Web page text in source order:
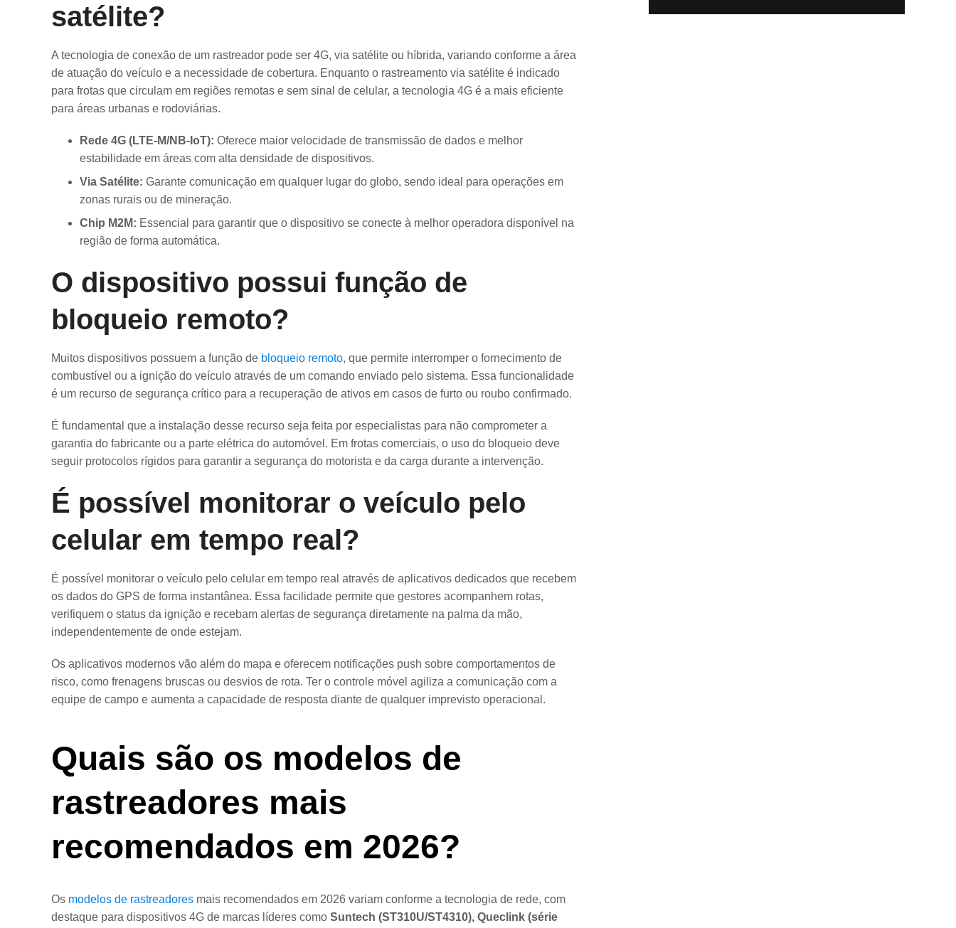
satélite?
A tecnologia de conexão de um rastreador pode ser 4G, via satélite ou híbrida, variando conforme a área
de atuação do veículo e a necessidade de cobertura. Enquanto o rastreamento via satélite é indicado
para frotas que circulam em regiões remotas e sem sinal de celular, a tecnologia 4G é a mais eficiente
para áreas urbanas e rodoviárias.
Rede 4G (LTE-M/NB-IoT): Oferece maior velocidade de transmissão de dados e melhor
estabilidade em áreas com alta densidade de dispositivos.
Via Satélite: Garante comunicação em qualquer lugar do globo, sendo ideal para operações em
zonas rurais ou de mineração.
Chip M2M: Essencial para garantir que o dispositivo se conecte à melhor operadora disponível na
região de forma automática.
O dispositivo possui função de
bloqueio remoto?
Muitos dispositivos possuem a função de bloqueio remoto, que permite interromper o fornecimento de
combustível ou a ignição do veículo através de um comando enviado pelo sistema. Essa funcionalidade
é um recurso de segurança crítico para a recuperação de ativos em casos de furto ou roubo confirmado.
É fundamental que a instalação desse recurso seja feita por especialistas para não comprometer a
garantia do fabricante ou a parte elétrica do automóvel. Em frotas comerciais, o uso do bloqueio deve
seguir protocolos rígidos para garantir a segurança do motorista e da carga durante a intervenção.
É possível monitorar o veículo pelo
celular em tempo real?
É possível monitorar o veículo pelo celular em tempo real através de aplicativos dedicados que recebem
os dados do GPS de forma instantânea. Essa facilidade permite que gestores acompanhem rotas,
verifiquem o status da ignição e recebam alertas de segurança diretamente na palma da mão,
independentemente de onde estejam.
Os aplicativos modernos vão além do mapa e oferecem notificações push sobre comportamentos de
risco, como frenagens bruscas ou desvios de rota. Ter o controle móvel agiliza a comunicação com a
equipe de campo e aumenta a capacidade de resposta diante de qualquer imprevisto operacional.
Quais são os modelos de
rastreadores mais
recomendados em 2026?
Os modelos de rastreadores mais recomendados em 2026 variam conforme a tecnologia de rede, com
destaque para dispositivos 4G de marcas líderes como Suntech (ST310U/ST4310), Queclink (série